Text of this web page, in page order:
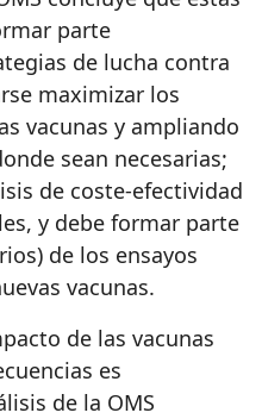
parte
de lucha contra
maximizar los
vacunas y ampliando
sean necesarias;
de coste-efectividad
y debe formar parte
de los ensayos
vacunas.
de las vacunas
es
de la OMS